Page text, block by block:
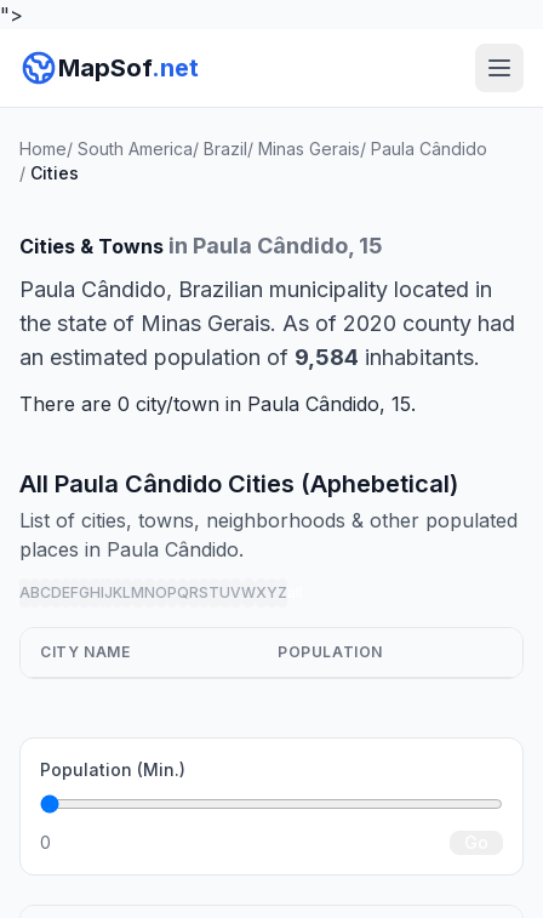
">
MapSof.net
Home/ South America/ Brazil/ Minas Gerais/ Paula Cândido
/ Cities
Cities & Towns in Paula Cândido, 15
Paula Cândido, Brazilian municipality located in
the state of Minas Gerais. As of 2020 county had
an estimated population of 9,584 inhabitants.
There are 0 city/town in Paula Cândido, 15.
All Paula Cândido Cities (Aphebetical)
List of cities, towns, neighborhoods & other populated
places in Paula Cândido.
ABCDEFGHIJKLMNOPQRSTUVWXYZ
CITY NAME POPULATION
Population (Min.)
0